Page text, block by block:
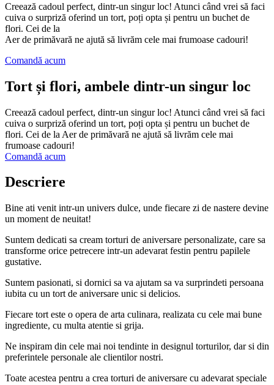
Creează cadoul perfect, dintr-un singur loc! Atunci când vrei să faci
cuiva o surpriză oferind un tort, poți opta și pentru un buchet de
flori. Cei de la
Aer de primăvară ne ajută să livrăm cele mai frumoase cadouri!
Comandă acum
Tort și flori, ambele dintr-un singur loc
Creează cadoul perfect, dintr-un singur loc! Atunci când vrei să faci
cuiva o surpriză oferind un tort, poți opta și pentru un buchet de
flori. Cei de la Aer de primăvară ne ajută să livrăm cele mai
frumoase cadouri!
Comandă acum
Descriere
Bine ati venit intr-un univers dulce, unde fiecare zi de nastere devine
un moment de neuitat!
Suntem dedicati sa cream torturi de aniversare personalizate, care sa
transforme orice petrecere intr-un adevarat festin pentru papilele
gustative.
Suntem pasionati, si dornici sa va ajutam sa va surprindeti persoana
iubita cu un tort de aniversare unic si delicios.
Fiecare tort este o opera de arta culinara, realizata cu cele mai bune
ingrediente, cu multa atentie si grija.
Ne inspiram din cele mai noi tendinte in designul torturilor, dar si din
preferintele personale ale clientilor nostri.
Toate acestea pentru a crea torturi de aniversare cu adevarat speciale